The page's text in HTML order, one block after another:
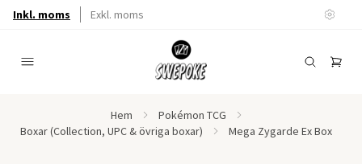
Inkl. moms Exkl. moms
Hem
Pokémon TCG
Boxar (Collection, UPC & övriga boxar)
Mega Zygarde Ex Box